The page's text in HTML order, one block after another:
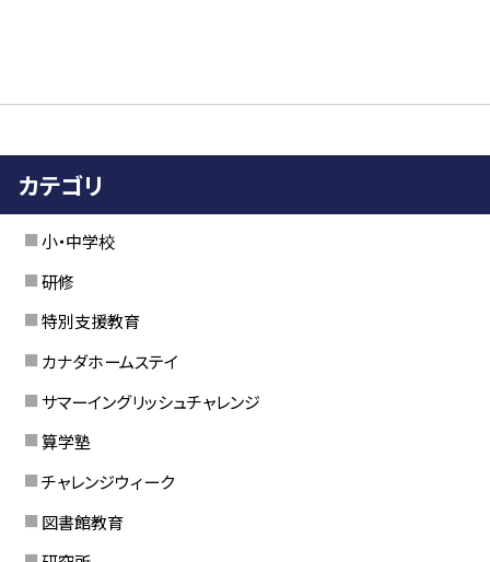
カテゴリ
小・中学校
研修
特別支援教育
カナダホームステイ
サマーイングリッシュチャレンジ
算学塾
チャレンジウィーク
図書館教育